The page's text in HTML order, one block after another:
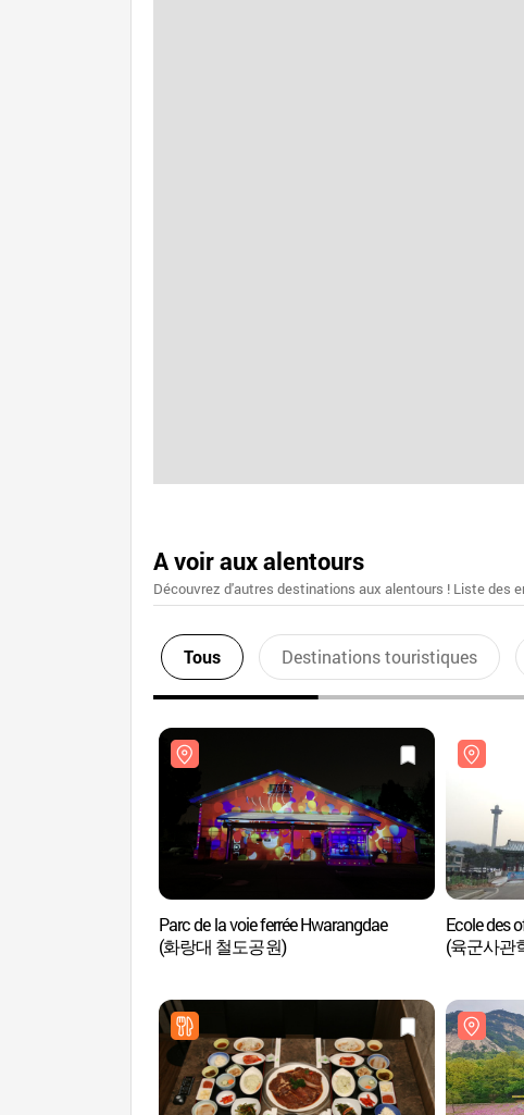
A voir aux alentours
Découvrez d'autres destinations aux alentours ! Liste des
Tous Destinations touristiques
Parc de la voie ferrée Hwarangdae
(화랑대 철도공원)
Ecole des
(육군사관